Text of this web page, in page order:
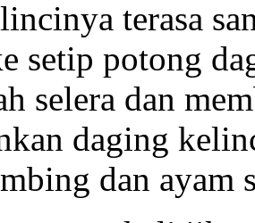
terasa
setip potong
selera dan
daging
dan ayam